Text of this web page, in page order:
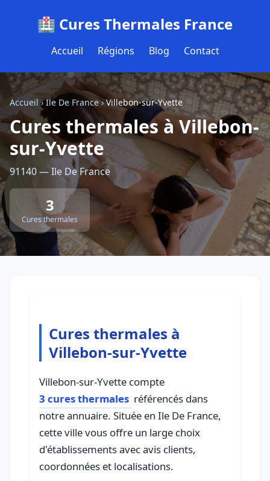
🏥 Cures Thermales France
Accueil Régions Blog Contact
Accueil ›Ile De France›Villebon-sur-Yvette
Cures thermales à Villebon-
sur-Yvette
91140 — Ile De France
3
Cures thermales
Cures thermales à
Villebon-sur-Yvette
Villebon-sur-Yvette compte
3 cures thermales référencés dans
notre annuaire. Située en Ile De France,
cette ville vous offre un large choix
d'établissements avec avis clients,
coordonnées et localisations.